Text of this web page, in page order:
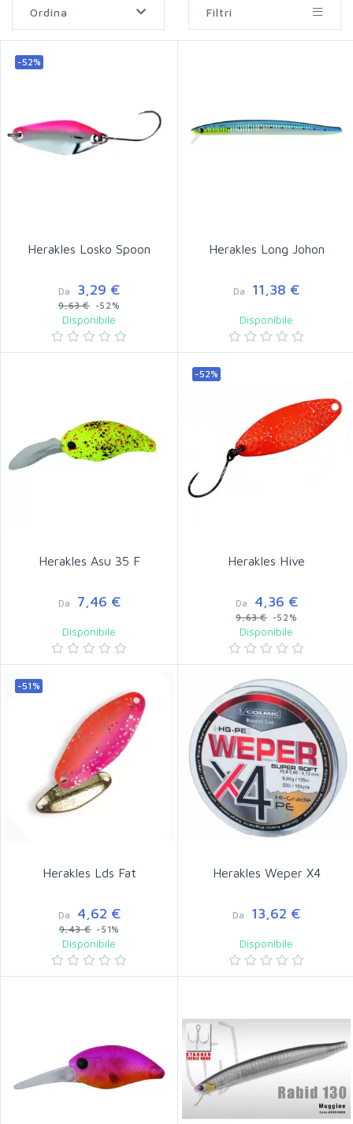
Ordina Filtri
-52%
Herakles Losko Spoon
Da 3,29 €
9,63 €-52%
Disponibile
Herakles Long Johon
Da 11,38 €
Disponibile
Herakles Asu 35 F
Da 7,46 €
Disponibile
-52%
Herakles Hive
Da 4,36 €
9,63 €-52%
Disponibile
-51%
Herakles Lds Fat
Da 4,62 €
9,43 €-51%
Disponibile
Herakles Weper X4
Da 13,62 €
Disponibile